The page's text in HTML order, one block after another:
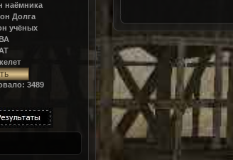
наёмника
Долга
учёных
3489